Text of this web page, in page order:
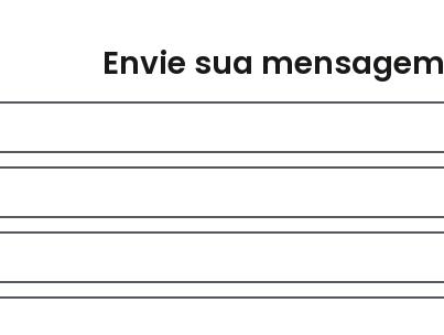
Envie sua mensagem